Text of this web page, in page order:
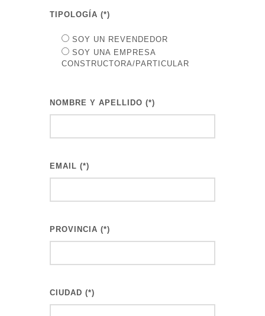
TIPOLOGÍA (*)
SOY UN REVENDEDOR
SOY UNA EMPRESA
CONSTRUCTORA/PARTICULAR
NOMBRE Y APELLIDO (*)
EMAIL (*)
PROVINCIA (*)
CIUDAD (*)